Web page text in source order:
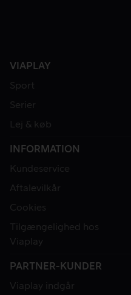
VIAPLAY
Sport
Serier
Lej & køb
INFORMATION
Kundeservice
Aftalevilkår
Cookies
Tilgængelighed hos
Viaplay
PARTNER-KUNDER
Viaplay indgår